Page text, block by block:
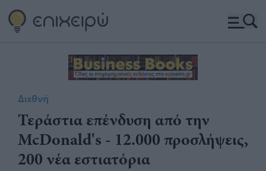
Διεθνή
Τεράστια επένδυση από την
McDonald's - 12.000 προσλήψεις,
200 νέα εστιατόρια